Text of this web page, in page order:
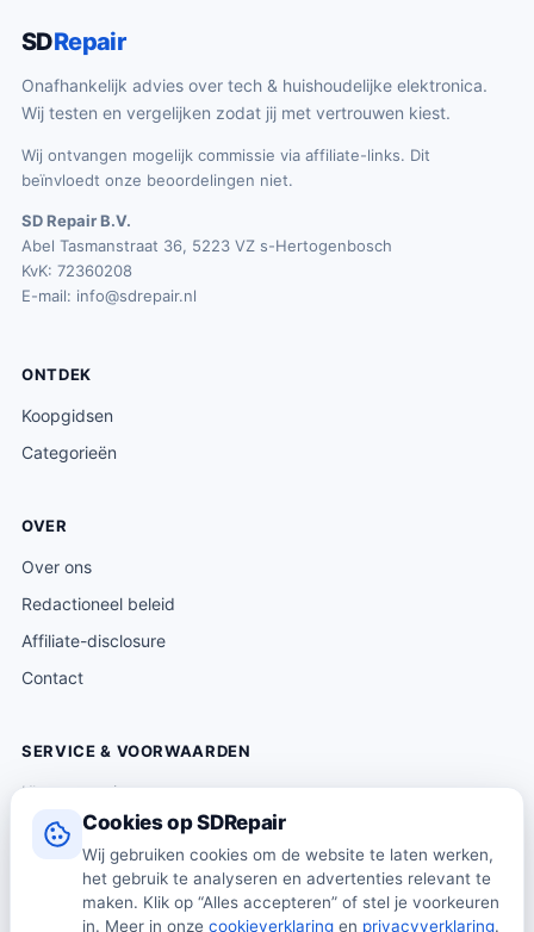
Cookies op SDRepair
Wij gebruiken cookies om de website te laten werken,
het gebruik te analyseren en advertenties relevant te
maken. Klik op “Alles accepteren” of stel je voorkeuren
in. Meer in onze cookieverklaring en privacyverklaring.
SDRepair
Onafhankelijk advies over tech & huishoudelijke elektronica.
Wij testen en vergelijken zodat jij met vertrouwen kiest.
Wij ontvangen mogelijk commissie via affiliate-links. Dit
beïnvloedt onze beoordelingen niet.
SD Repair B.V.
Abel Tasmanstraat 36, 5223 VZ s-Hertogenbosch
KvK: 72360208
E-mail: info@sdrepair.nl
ONTDEK
Koopgidsen
Categorieën
OVER
Over ons
Redactioneel beleid
Affiliate-disclosure
Contact
SERVICE & VOORWAARDEN
Klantenservice
Verzending & levering
Retourneren
Algemene voorwaarden